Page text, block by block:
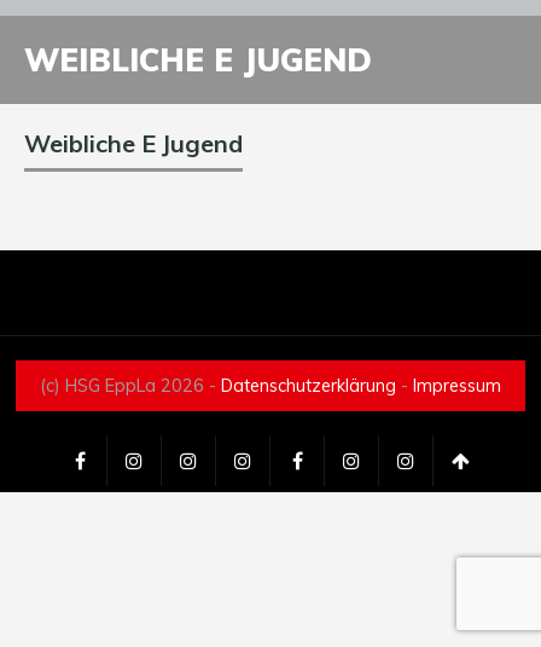
WEIBLICHE E JUGEND
Weibliche E Jugend
(c) HSG EppLa 2026 - Datenschutzerklärung - Impressum